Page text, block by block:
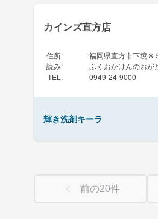
カインズ直方店
住所:
福岡県直方市下境８
読み:
ふくおかけんのおが
TEL : 0949-24-9000
輝き洗剤キーラ
前の20件